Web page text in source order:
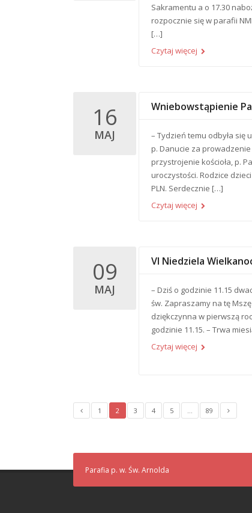
Sakramentu a o 17.30
rozpocznie się w parafii
[…]
Czytaj więcej
16
MAJ
Wniebowstąpienie
– Tydzień temu odbyła się
p. Danucie za
przystrojenie kościoła, p.
uroczystości. Rodzice
PLN. Serdecznie […]
Czytaj więcej
09
MAJ
VI Niedziela
– Dziś o godzinie 11.15
św. Zapraszamy na tę
dziękczynna w pierwszą
godzinie 11.15. – Trwa
Czytaj więcej
1 2 3 4 5 89
Parafia p. w. Św. Arnolda